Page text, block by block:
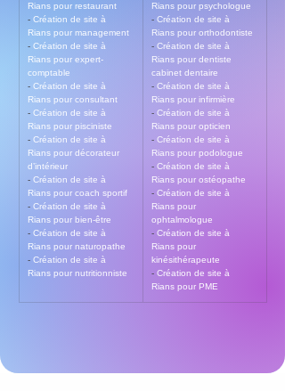
Rians pour restaurant
- Création de site à
Rians pour management
- Création de site à
Rians pour expert-
comptable
- Création de site à
Rians pour consultant
- Création de site à
Rians pour pisciniste
- Création de site à
Rians pour décorateur
d’intérieur
- Création de site à
Rians pour coach sportif
- Création de site à
Rians pour bien-être
- Création de site à
Rians pour naturopathe
- Création de site à
Rians pour nutritionniste
Rians pour psychologue
- Création de site à
Rians pour orthodontiste
- Création de site à
Rians pour dentiste
cabinet dentaire
- Création de site à
Rians pour infirmière
- Création de site à
Rians pour opticien
- Création de site à
Rians pour podologue
- Création de site à
Rians pour ostéopathe
- Création de site à
Rians pour
ophtalmologue
- Création de site à
Rians pour
kinésithérapeute
- Création de site à
Rians pour PME